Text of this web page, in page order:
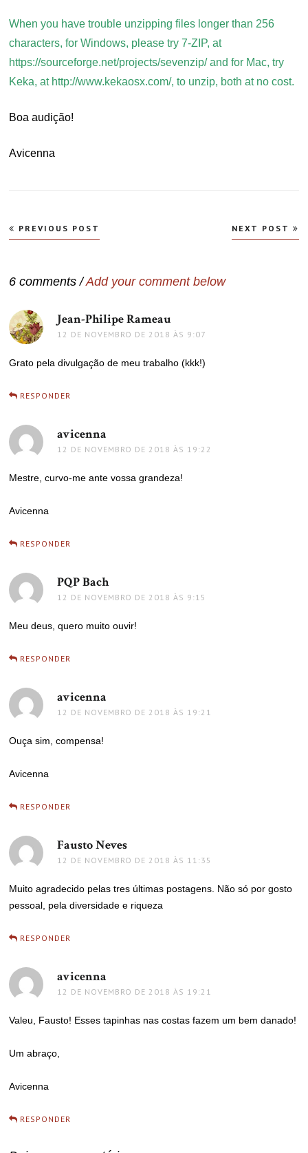
When you have trouble unzipping files longer than 256
characters, for Windows, please try 7-ZIP, at
https://sourceforge.net/projects/sevenzip/ and for Mac, try
Keka, at http://www.kekaosx.com/, to unzip, both at no cost.
Boa audição!
Avicenna
Navegação
de
PREVIOUS POST NEXT POST
6 comments /Add your comment below
Jean-Philipe Rameau
12 DE NOVEMBRO DE 2018 ÀS 9:07
Grato pela divulgação de meu trabalho (kkk!)
RESPONDER
avicenna
12 DE NOVEMBRO DE 2018 ÀS 19:22
Mestre, curvo-me ante vossa grandeza!
Avicenna
RESPONDER
PQP Bachdisse:
12 DE NOVEMBRO DE 2018 ÀS 9:15
Meu deus, quero muito ouvir!
RESPONDER
avicenna
12 DE NOVEMBRO DE 2018 ÀS 19:21
Ouça sim, compensa!
Avicenna
RESPONDER
Fausto Neves
12 DE NOVEMBRO DE 2018 ÀS 11:35
Muito agradecido pelas tres últimas postagens. Não só por gosto
pessoal, pela diversidade e riqueza
RESPONDER
avicenna
12 DE NOVEMBRO DE 2018 ÀS 19:21
Valeu, Fausto! Esses tapinhas nas costas fazem um bem danado!
Um abraço,
Avicenna
RESPONDER